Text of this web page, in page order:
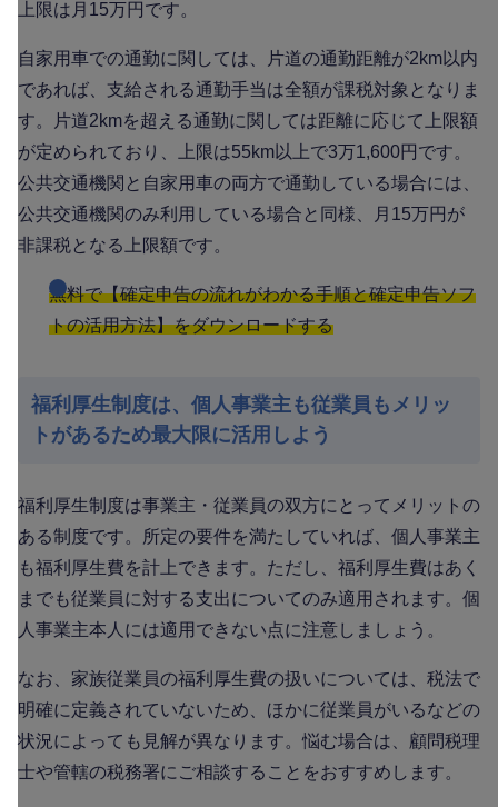
上限は月15万円です。
自家用車での通勤に関しては、片道の通勤距離が2km以内
であれば、支給される通勤手当は全額が課税対象となりま
す。片道2kmを超える通勤に関しては距離に応じて上限額
が定められており、上限は55km以上で3万1,600円です。
公共交通機関と自家用車の両方で通勤している場合には、
公共交通機関のみ利用している場合と同様、月15万円が
非課税となる上限額です。
無料で【確定申告の流れがわかる手順と確定申告ソフ
トの活用方法】をダウンロードする
福利厚生制度は、個人事業主も従業員もメリッ
トがあるため最大限に活用しよう
福利厚生制度は事業主・従業員の双方にとってメリットの
ある制度です。所定の要件を満たしていれば、個人事業主
も福利厚生費を計上できます。ただし、福利厚生費はあく
までも従業員に対する支出についてのみ適用されます。個
人事業主本人には適用できない点に注意しましょう。
なお、家族従業員の福利厚生費の扱いについては、税法で
明確に定義されていないため、ほかに従業員がいるなどの
状況によっても見解が異なります。悩む場合は、顧問税理
士や管轄の税務署にご相談することをおすすめします。